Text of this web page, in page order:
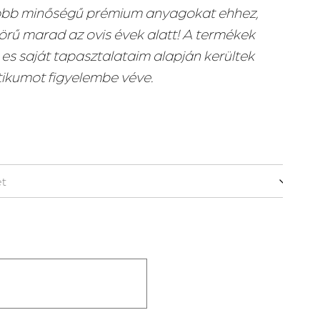
minőségű prémium anyagokat ehhez,
marad az ovis évek alatt! A termékek
saját tapasztalataim alapján kerültek
figyelembe véve.